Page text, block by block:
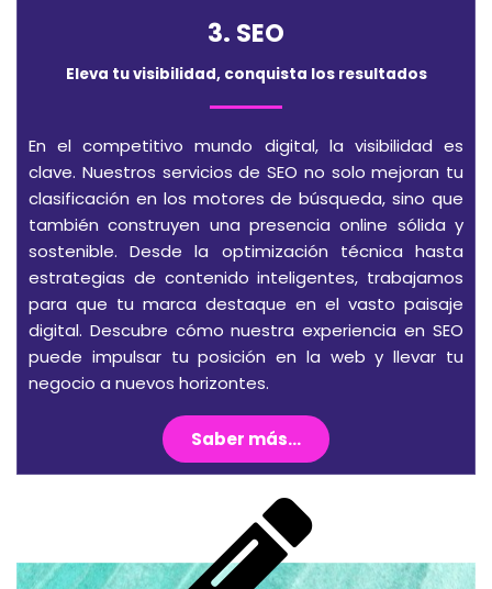
3. SEO
Eleva tu visibilidad, conquista los resultados
En el competitivo mundo digital, la visibilidad es
clave. Nuestros servicios de SEO no solo mejoran tu
clasificación en los motores de búsqueda, sino que
también construyen una presencia online sólida y
sostenible. Desde la optimización técnica hasta
estrategias de contenido inteligentes, trabajamos
para que tu marca destaque en el vasto paisaje
digital. Descubre cómo nuestra experiencia en SEO
puede impulsar tu posición en la web y llevar tu
negocio a nuevos horizontes.
Saber más...